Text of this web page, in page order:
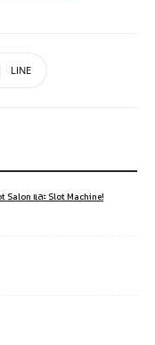
LINE
Salon และ Slot Machine!